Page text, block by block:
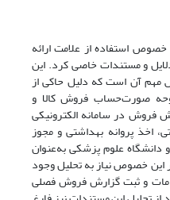
استفاده از علامت ارائه
و مستندات خاصی کرد. این
مهم آن است که دلیل حاکی از
صورت‌حساب فروش کالا و
فروش در سامانه الکترونیکی
اخذ پروانه بهداشتی و مجوز
دانشگاه علوم پزشکی به‌عنوان
خصوص نیاز به تحلیل وجود
و ثبت گزارش فروش فصلی